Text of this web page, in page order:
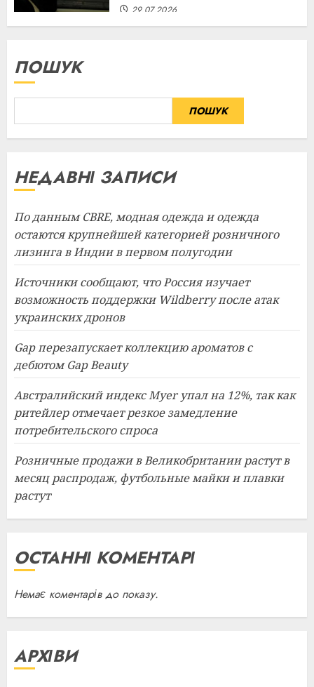
29.07.2026
ПОШУК
ПОШУК
НЕДАВНІ ЗАПИСИ
По данным CBRE, модная одежда и одежда
остаются крупнейшей категорией розничного
лизинга в Индии в первом полугодии
Источники сообщают, что Россия изучает
возможность поддержки Wildberry после атак
украинских дронов
Gap перезапускает коллекцию ароматов с
дебютом Gap Beauty
Австралийский индекс Myer упал на 12%, так как
ритейлер отмечает резкое замедление
потребительского спроса
Розничные продажи в Великобритании растут в
месяц распродаж, футбольные майки и плавки
растут
ОСТАННІ КОМЕНТАРІ
Немає коментарів до показу.
АРХІВИ